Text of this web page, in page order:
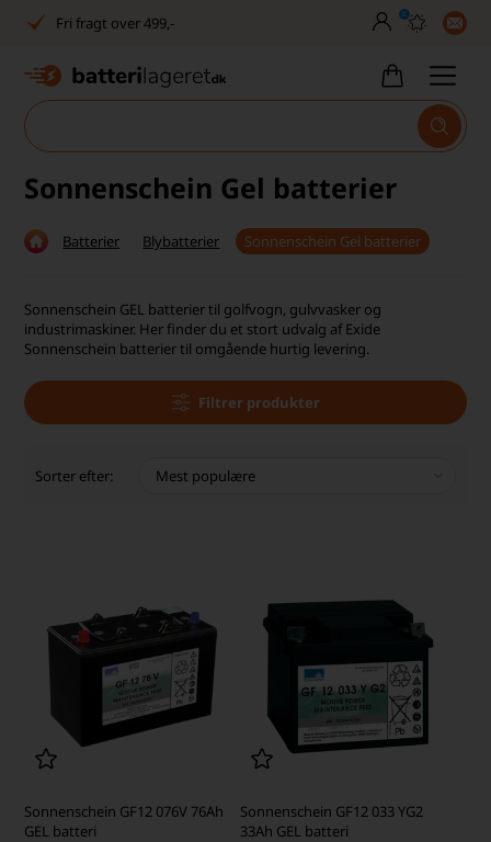
Fri fragt over 499,-
Dansk lager
1040+ glade kunder på Trustpilot
Dag-til-dag levering
Dansk lager
1040+ glade kunder på Trustpilot
0
Sonnenschein Gel batterier
Batterier Blybatterier Sonnenschein Gel batterier
Sonnenschein GEL batterier til golfvogn, gulvvasker og
industrimaskiner. Her finder du et stort udvalg af Exide
Sonnenschein batterier til omgående hurtig levering.
Filtrer produkter
Sorter efter:
Sonnenschein GF12 076V 76Ah
GEL batteri
Sonnenschein GF12 033 YG2
33Ah GEL batteri